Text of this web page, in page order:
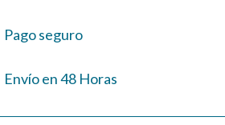
Pago seguro
Envío en 48 Horas